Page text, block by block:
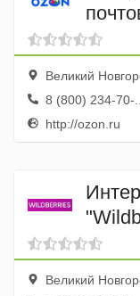
Великий Новгород, Россия,
8 (800) 234-70-...
http://ozon.ru
Великий Новгород, Россия,